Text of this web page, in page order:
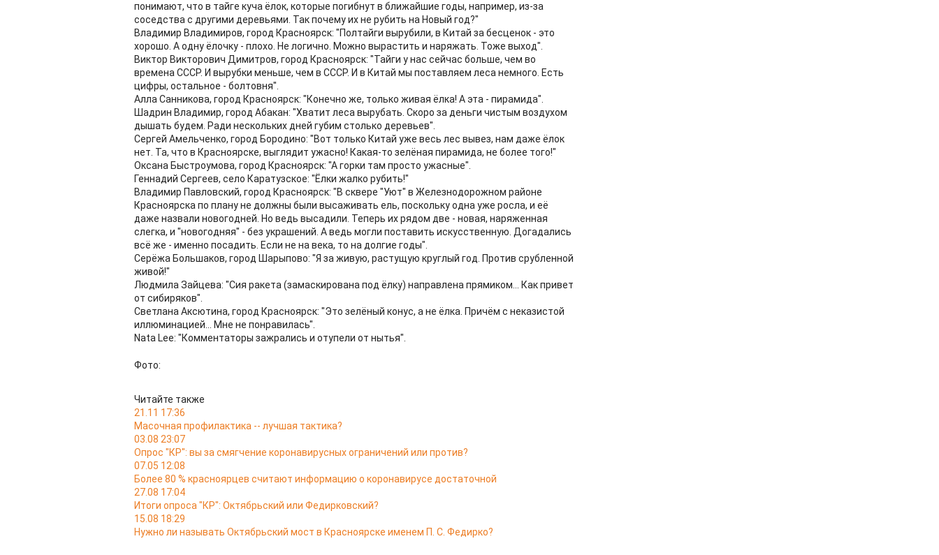
понимают, что в тайге куча ёлок, которые погибнут в ближайшие годы, например, из-за
соседства с другими деревьями. Так почему их не рубить на Новый год?"
Владимир Владимиров, город Красноярск: "Полтайги вырубили, в Китай за бесценок - это
хорошо. А одну ёлочку - плохо. Не логично. Можно вырастить и наряжать. Тоже выход".
Виктор Викторович Димитров, город Красноярск: "Тайги у нас сейчас больше, чем во
времена СССР. И вырубки меньше, чем в СССР. И в Китай мы поставляем леса немного. Есть
цифры, остальное - болтовня".
Алла Санникова, город Красноярск: "Конечно же, только живая ёлка! А эта - пирамида".
Шадрин Владимир, город Абакан: "Хватит леса вырубать. Скоро за деньги чистым воздухом
дышать будем. Ради нескольких дней губим столько деревьев".
Сергей Амельченко, город Бородино: "Вот только Китай уже весь лес вывез, нам даже ёлок
нет. Та, что в Красноярске, выглядит ужасно! Какая-то зелёная пирамида, не более того!"
Оксана Быстроумова, город Красноярск: "А горки там просто ужасные".
Геннадий Сергеев, село Каратузское: "Ёлки жалко рубить!"
Владимир Павловский, город Красноярск: "В сквере "Уют" в Железнодорожном районе
Красноярска по плану не должны были высаживать ель, поскольку одна уже росла, и её
даже назвали новогодней. Но ведь высадили. Теперь их рядом две - новая, наряженная
слегка, и "новогодняя" - без украшений. А ведь могли поставить искусственную. Догадались
всё же - именно посадить. Если не на века, то на долгие годы".
Серёжа Большаков, город Шарыпово: "Я за живую, растущую круглый год. Против срубленной
живой!"
Людмила Зайцева: "Сия ракета (замаскирована под ёлку) направлена прямиком... Как привет
от сибиряков".
Светлана Аксютина, город Красноярск: "Это зелёный конус, а не ёлка. Причём с неказистой
иллюминацией... Мне не понравилась".
Nata Lee: "Комментаторы зажрались и отупели от нытья".
Фото:
Читайте также
21.11 17:36
Масочная профилактика -- лучшая тактика?
03.08 23:07
Опрос "КР": вы за смягчение коронавирусных ограничений или против?
07.05 12:08
Более 80 % красноярцев считают информацию о коронавирусе достаточной
27.08 17:04
Итоги опроса "КР": Октябрьский или Федирковский?
15.08 18:29
Нужно ли называть Октябрьский мост в Красноярске именем П. С. Федирко?